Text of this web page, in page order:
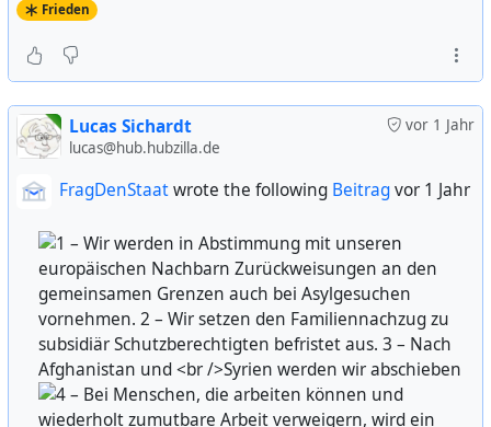
Frieden
vor 1 Jahr
Lucas Sichardt
lucas@hub.hubzilla.de
FragDenStaatwrote the following Beitragvor 1 Jahr